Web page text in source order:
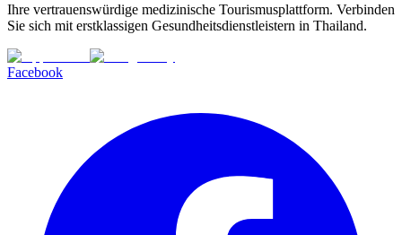
Ihre vertrauenswürdige medizinische Tourismusplattform. Verbinden
Sie sich mit erstklassigen Gesundheitsdienstleistern in Thailand.
Facebook